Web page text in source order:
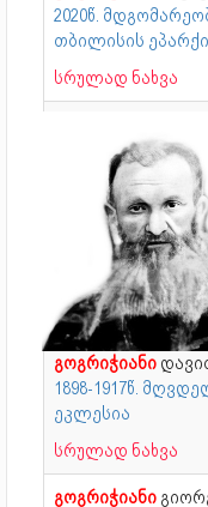
2020წ.
თბილისის
სრულად ნახვა
გოგრიჭიანი
1898-1917წ.
ეკლესია
სრულად ნახვა
გოგრიჭიანი